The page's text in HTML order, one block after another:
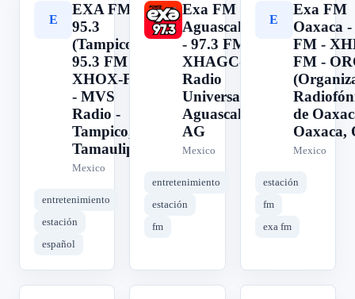
E
EXA FM
95.3
(Tampico) -
95.3 FM -
XHOX-FM
- MVS
Radio -
Tampico,
Tamaulipas
Mexico
entretenimiento
estación
español
E
Exa FM
Aguascalientes
- 97.3 FM -
XHAGC-FM -
Radio
Universal -
Aguascalientes,
AG
Mexico
entretenimiento
estación
fm
E
Exa FM
Oaxaca -
FM -
FM -
de
Oaxaca,
Mexico
estación
fm
exa fm